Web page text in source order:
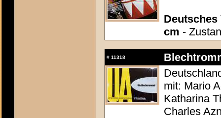
Deutsches
cm -
# 11318
mit: Mario
Katharina
Charles